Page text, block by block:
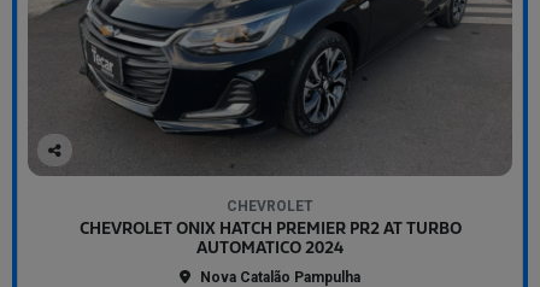
Co
CHEVROLET
CHEVROLET ONIX HATCH PREMIER PR2 AT TURBO
AUTOMATICO 2024
Nova Catalão Pampulha